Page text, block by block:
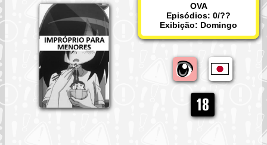
OVA
Episódios: 0/??
Exibição: Domingo